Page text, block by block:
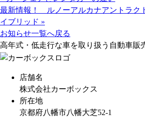
o
o
k
e
r
e
a
d
最新情報！ ルノーアルカナアントラク
イブリッド »
お知らせ一覧へ戻る
高年式・低走行な車を取り扱う自動車販
店舗名
株式会社カーボックス
所在地
京都府八幡市八幡大芝52-1